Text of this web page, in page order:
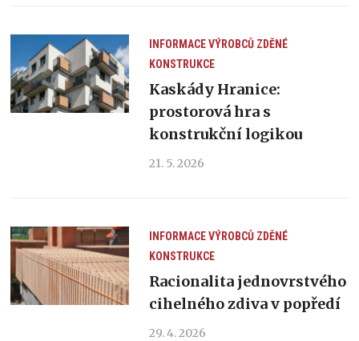
INFORMACE VÝROBCŮ ZDĚNÉ
KONSTRUKCE
Kaskády Hranice:
prostorová hra s
konstrukční logikou
21. 5. 2026
INFORMACE VÝROBCŮ ZDĚNÉ
KONSTRUKCE
Racionalita jednovrstvého
cihelného zdiva v popředí
29. 4. 2026